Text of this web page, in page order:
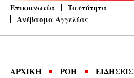
Επικοινωνία
Ταυτότητα
Ανέβασμα Αγγελίας
ΑΡΧΙΚΗ ΡΟΗ ΕΙΔΗΣΕΙΣ